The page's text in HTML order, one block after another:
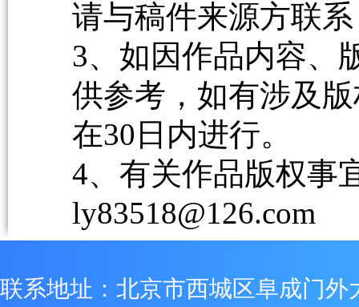
请与稿件来源方联
3、如因作品内容、
供参考，如有涉及
在30日内进行。
4、有关作品版权事
ly83518@126.com
联系地址：北京市西城区阜成门外